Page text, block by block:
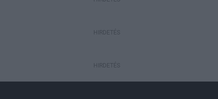
HIRDETÉS
HIRDETÉS